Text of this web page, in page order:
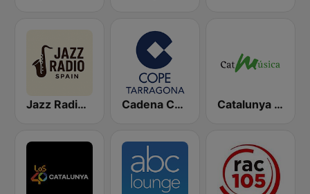
Jazz Radio Spain Cadena COPE Tarragona Catalunya Música